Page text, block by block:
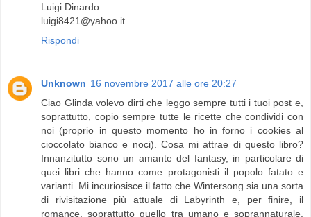
Luigi Dinardo
luigi8421@yahoo.it
Rispondi
Unknown 16 novembre 2017 alle ore 20:27
Ciao Glinda volevo dirti che leggo sempre tutti i tuoi post e,
soprattutto, copio sempre tutte le ricette che condividi con
noi (proprio in questo momento ho in forno i cookies al
cioccolato bianco e noci). Cosa mi attrae di questo libro?
Innanzitutto sono un amante del fantasy, in particolare di
quei libri che hanno come protagonisti il popolo fatato e
varianti. Mi incuriosisce il fatto che Wintersong sia una sorta
di rivisitazione più attuale di Labyrinth e, per finire, il
romance, soprattutto quello tra umano e soprannaturale,